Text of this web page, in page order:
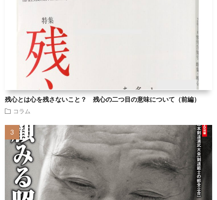
残心とは心を残さないこと？ 残心の二つ目の意味について（前編）
コラム